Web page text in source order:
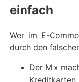
einfach
Wer im E-
durch den
Der Mix
Kreditkarten